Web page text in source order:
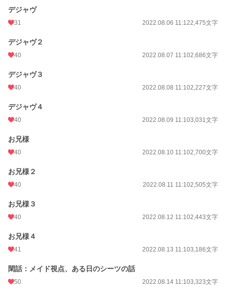
デジャヴ
31 2022.08.06 11:122,475文字
デジャヴ２
40 2022.08.07 11:102,686文字
デジャヴ３
40 2022.08.08 11:102,227文字
デジャヴ４
40 2022.08.09 11:103,031文字
お兄様
40 2022.08.10 11:102,700文字
お兄様２
40 2022.08.11 11:102,505文字
お兄様３
40 2022.08.12 11:102,443文字
お兄様４
41 2022.08.13 11:103,186文字
閑話：メイド視点、ある日のシーツの話
50 2022.08.14 11:103,323文字